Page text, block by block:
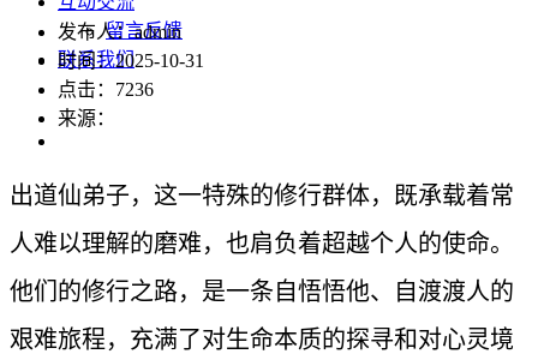
留言反馈
联系我们
发布人：admin
时间：2025-10-31
点击： 7236
来源：
出道仙弟子，这一特殊的修行群体，既承载着常
人难以理解的磨难，也肩负着超越个人的使命。
他们的修行之路，是一条自悟悟他、自渡渡人的
艰难旅程，充满了对生命本质的探寻和对心灵境